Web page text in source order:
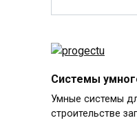
Системы
Умные системы
строительстве